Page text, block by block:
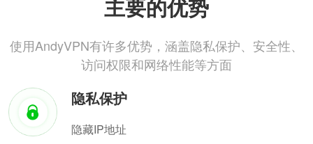
主要的优势
使用AndyVPN有许多优势，涵盖隐私保护、安全性、
访问权限和网络性能等方面
隐私保护
隐藏IP地址